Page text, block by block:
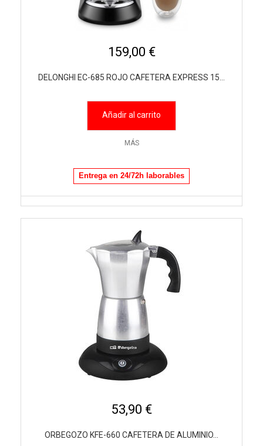
159,00 €
DELONGHI EC-685 ROJO CAFETERA EXPRESS 15...
Añadir al carrito
MÁS
Entrega en 24/72h laborables
53,90 €
ORBEGOZO KFE-660 CAFETERA DE ALUMINIO...